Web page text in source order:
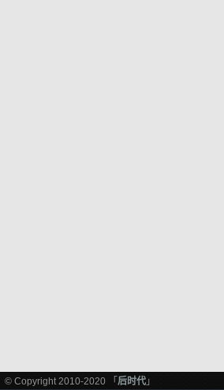
© Copyright 2010-2020 「 后时代 」